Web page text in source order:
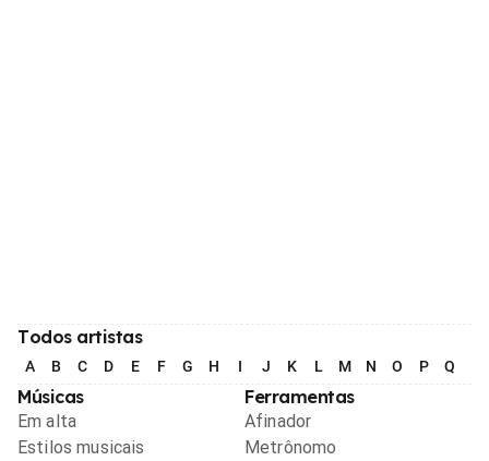
Todos artistas
A B C D E F G H I J K L M N O P Q
Músicas
Em alta
Estilos musicais
Ferramentas
Afinador
Metrônomo